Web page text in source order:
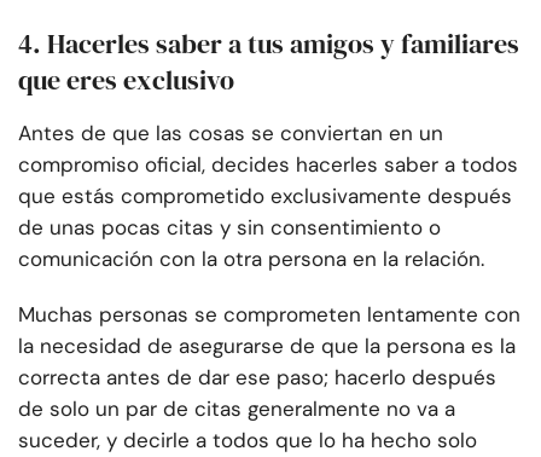
4. Hacerles saber a tus amigos y familiares
que eres exclusivo
Antes de que las cosas se conviertan en un
compromiso oficial, decides hacerles saber a todos
que estás comprometido exclusivamente después
de unas pocas citas y sin consentimiento o
comunicación con la otra persona en la relación.
Muchas personas se comprometen lentamente con
la necesidad de asegurarse de que la persona es la
correcta antes de dar ese paso; hacerlo después
de solo un par de citas generalmente no va a
suceder, y decirle a todos que lo ha hecho solo